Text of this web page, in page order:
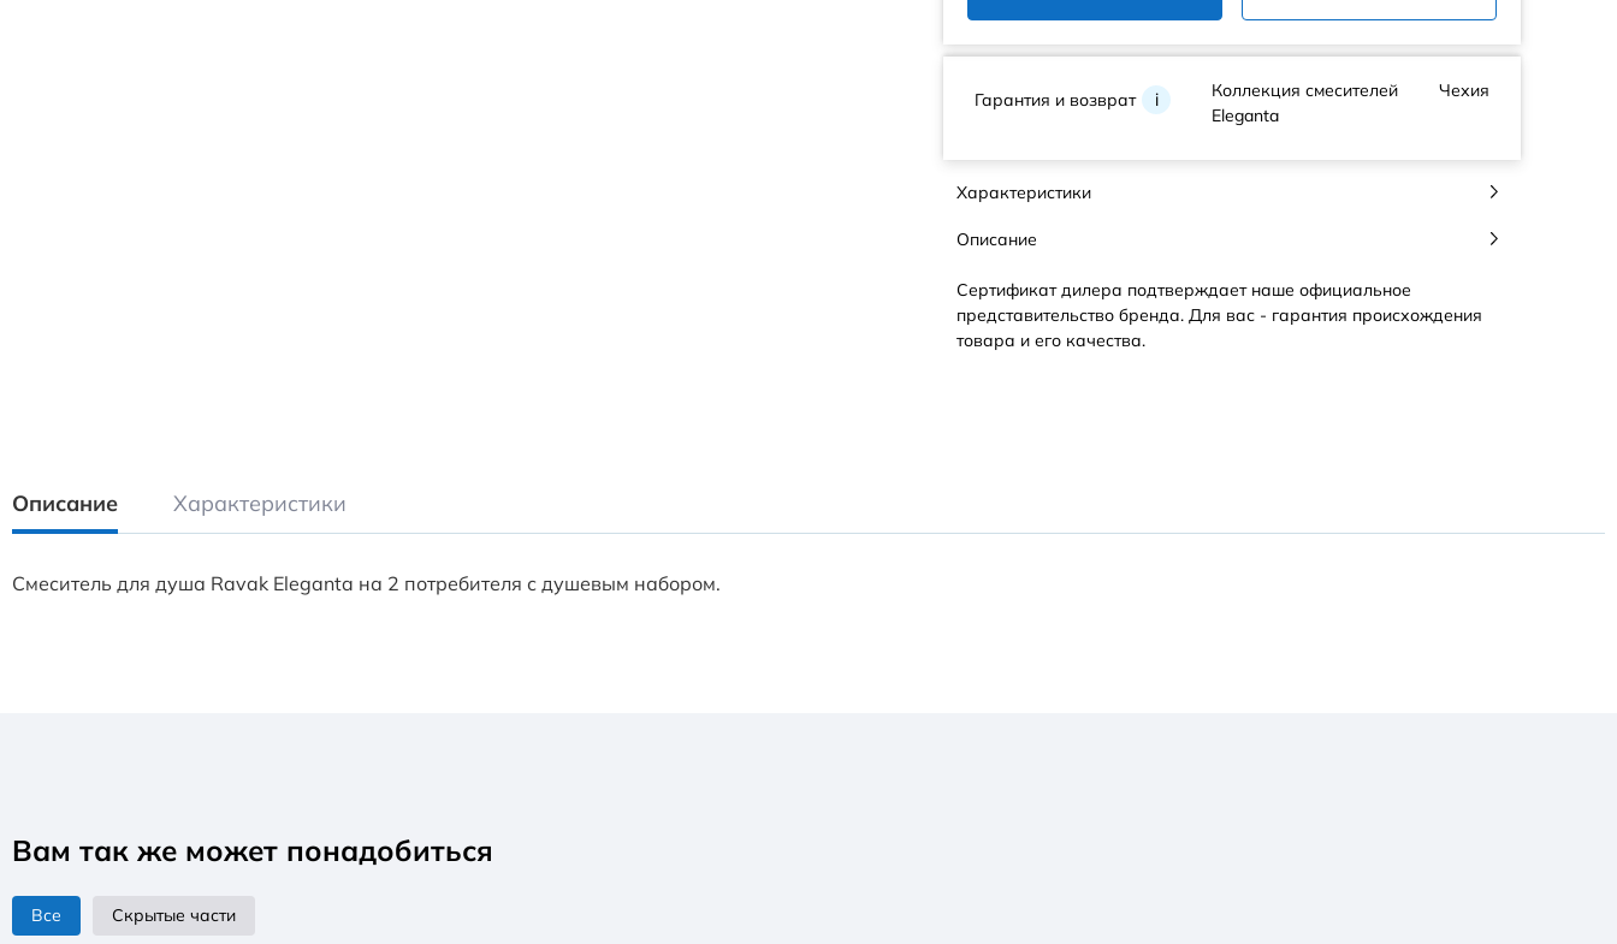
Гарантия и возврат i
Коллекция смесителей
Eleganta
Чехия
Характеристики
Описание
Сертификат дилера подтверждает наше официальное
представительство бренда. Для вас - гарантия происхождения
товара и его качества.
Описание Характеристики
Смеситель для душа Ravak Eleganta на 2 потребителя с душевым набором.
Вам так же может понадобиться
Все Скрытые части